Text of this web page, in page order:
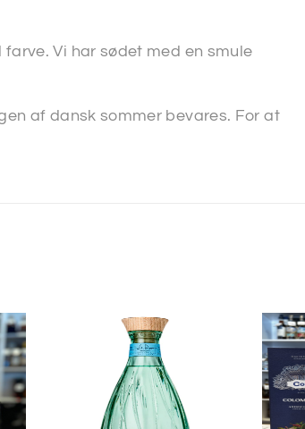
Vi har sødet med en smule
af dansk sommer bevares. For at